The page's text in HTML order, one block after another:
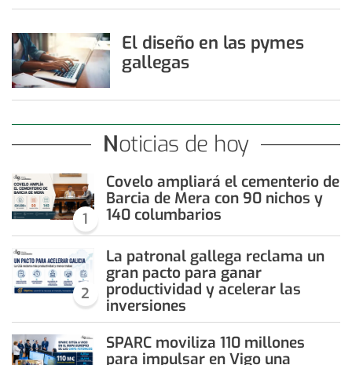
El diseño en las pymes
gallegas
Noticias de hoy
1
Covelo ampliará el cementerio de
Barcia de Mera con 90 nichos y
140 columbarios
2
La patronal gallega reclama un
gran pacto para ganar
productividad y acelerar las
inversiones
SPARC moviliza 110 millones
para impulsar en Vigo una